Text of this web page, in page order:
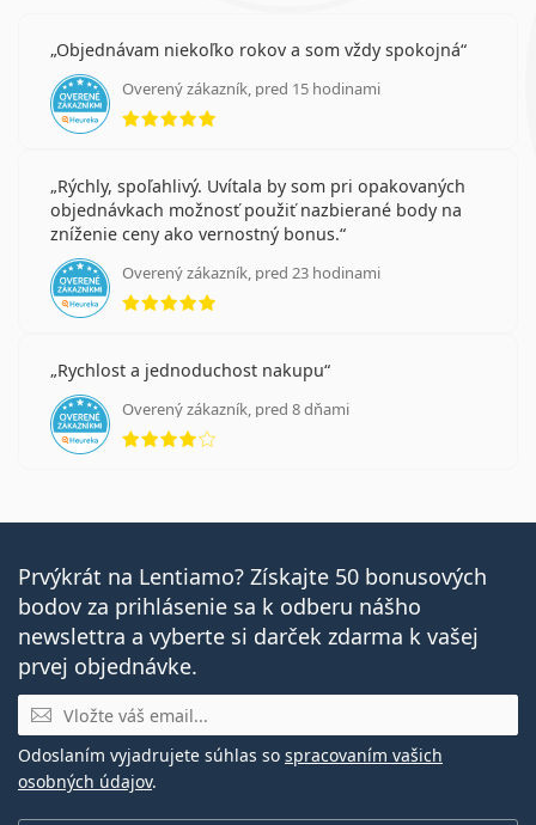
Objednávam niekoľko rokov a som vždy spokojná
Overený zákazník, pred 15 hodinami
hodnotenie 5 z 5
Rýchly, spoľahlivý. Uvítala by som pri opakovaných
objednávkach možnosť použiť nazbierané body na
zníženie ceny ako vernostný bonus.
Overený zákazník, pred 23 hodinami
hodnotenie 5 z 5
Rychlost a jednoduchost nakupu
Overený zákazník, pred 8 dňami
hodnotenie 4 z 5
Prvýkrát na Lentiamo? Získajte 50 bonusových
bodov za prihlásenie sa k odberu nášho
newslettra a vyberte si darček zdarma k vašej
prvej objednávke.
E-mail
Odoslaním vyjadrujete súhlas so spracovaním vašich
osobných údajov.